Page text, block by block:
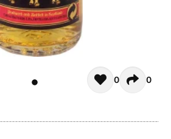
le moment il n'y a aucun 0 0